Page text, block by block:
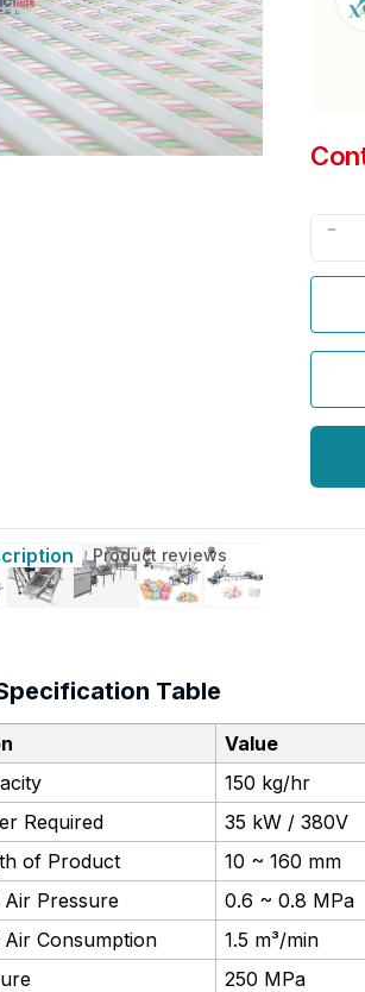
Product reviews
Table
Value
150 kg/hr
Required
35 kW / 380V
of Product
10 ~ 160 mm
Air Pressure
0.6 ~ 0.8 MPa
Consumption
1.5 m³/min
250 MPa